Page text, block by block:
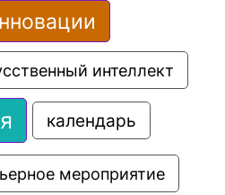
интеллект
календарь
мероприятие